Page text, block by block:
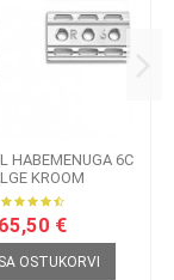
HABEMENUGA 6C
KROOM
65,50 €
OSTUKORVI